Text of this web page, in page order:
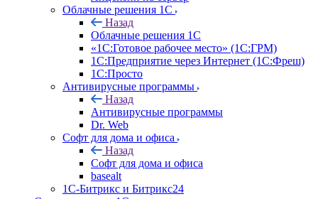
Облачные решения 1С
Назад
Облачные решения 1С
«1C:Готовое рабочее место» (1С:ГРМ)
1С:Предприятие через Интернет (1С:Фреш)
1С:Просто
Антивирусные программы
Назад
Антивирусные программы
Dr. Web
Софт для дома и офиса
Назад
Софт для дома и офиса
basealt
1С-Битрикс и Битрикс24